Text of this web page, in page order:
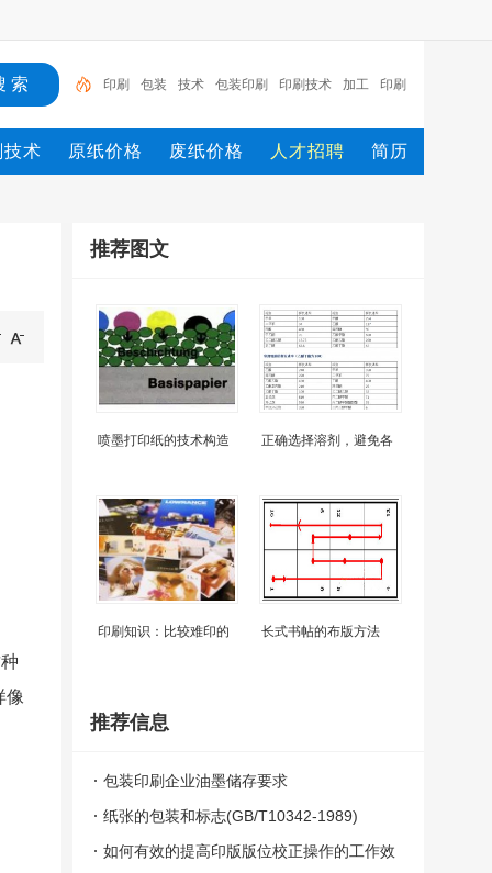
印刷 包装 技术 包装印刷 印刷技术 加工 印刷
包装 市场 行情 印刷_
技术 原纸价格 废纸价格 人才招聘 简历
像
推荐图文
喷墨打印纸的技术构造 正确选择溶剂，避免各
印刷知识：比较难印的 长式书帖的布版方法
推荐信息
包装印刷企业油墨储存要求
纸张的包装和标志(GB/T10342-1989)
如何有效的提高印版版位校正操作的工作效